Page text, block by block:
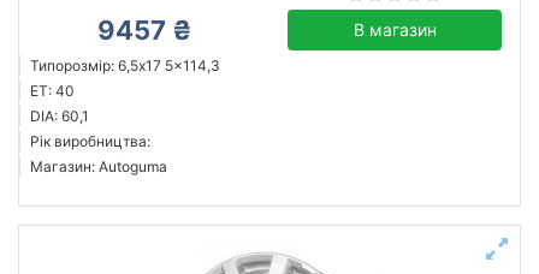
9457 ₴ В магазин
Типорозмір: 6,5x17 5x114,3
ET: 40
DIA: 60,1
Рік виробництва:
Магазин: Autoguma